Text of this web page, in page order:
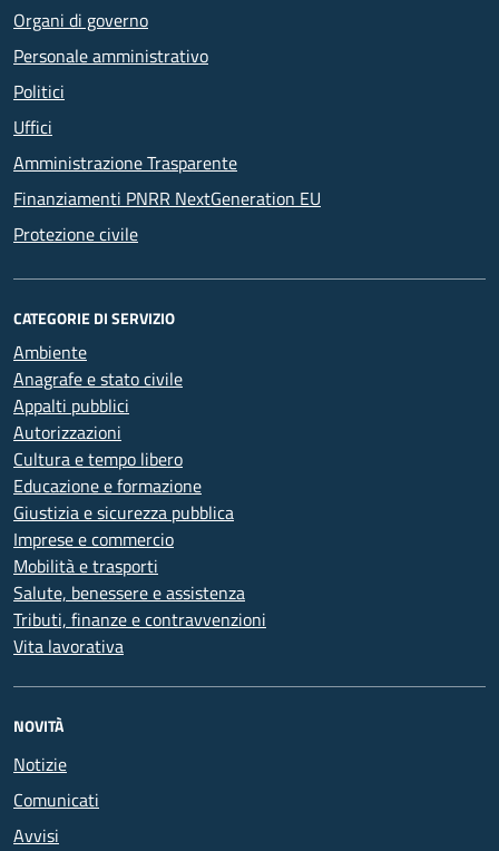
Organi di governo
Personale amministrativo
Politici
Uffici
Amministrazione Trasparente
Finanziamenti PNRR NextGeneration EU
Protezione civile
CATEGORIE DI SERVIZIO
Ambiente
Anagrafe e stato civile
Appalti pubblici
Autorizzazioni
Cultura e tempo libero
Educazione e formazione
Giustizia e sicurezza pubblica
Imprese e commercio
Mobilità e trasporti
Salute, benessere e assistenza
Tributi, finanze e contravvenzioni
Vita lavorativa
NOVITÀ
Notizie
Comunicati
Avvisi